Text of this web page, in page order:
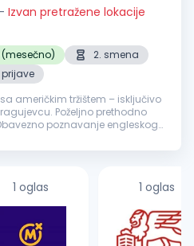
- Izvan pretražene lokacije
(mesečno)
2. smena
američkim tržištem – isključivo
Poželjno prethodno
poznavanje engleskog
1 oglas 1 oglas